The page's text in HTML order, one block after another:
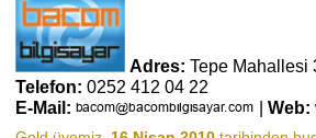
Adres: Tepe
Telefon: 0252 412 04 22
E-Mail:
| Web: